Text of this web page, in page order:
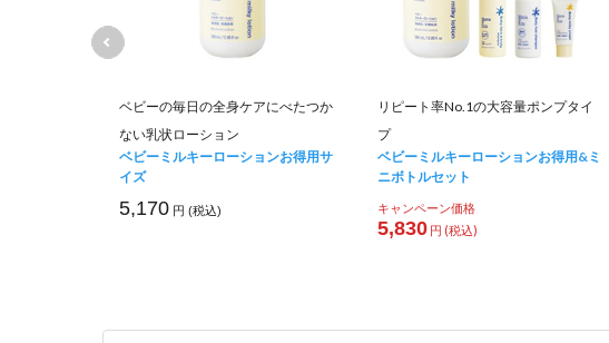
ベビーの毎日の全身ケアにべたつか
ない乳状ローション
ベビーミルキーローションお得用サ
イズ
5,170 円 (税込)
リピート率No.1の大容量ポンプタイ
プ
ベビーミルキーローションお得用&ミ
ニボトルセット
キャンペーン価格
5,830 円 (税込)